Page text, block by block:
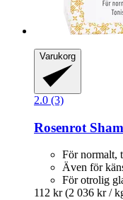
Varukorg
2.0 (3)
Rosenrot
För normalt,
Även för
För otrolig
112 kr (2 036 kr /